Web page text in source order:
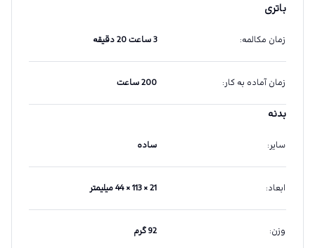
باتری
زمان مکالمه: 3 ساعت 20 دقیقه
زمان آماده به کار: 200 ساعت
بدنه
سایر: ساده
ابعاد: 21 × 113 × 44 میلیمتر
وزن: 92 گرم